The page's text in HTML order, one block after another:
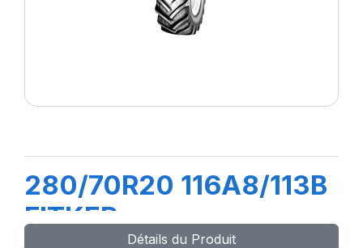
280/70R20 116A8/113B
FITKER
Détails du Produit